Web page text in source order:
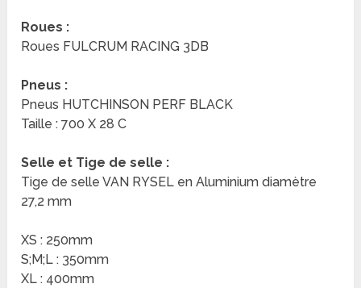
Roues :
Roues FULCRUM RACING 3DB
Pneus :
Pneus HUTCHINSON PERF BLACK
Taille : 700 X 28 C
Selle et Tige de selle :
Tige de selle VAN RYSEL en Aluminium diamètre
27,2 mm
XS : 250mm
S;M;L : 350mm
XL : 400mm